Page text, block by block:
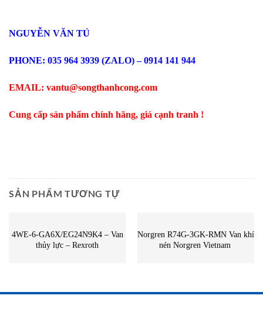
NGUYỄN VĂN TÚ
PHONE: 035 964 3939 (ZALO) – 0914 141 944
EMAIL: vantu@songthanhcong.com
Cung cấp sản phẩm chính hãng, giá cạnh tranh !
SẢN PHẨM TƯƠNG TỰ
4WE-6-GA6X/EG24N9K4 – Van
thủy lực – Rexroth
Norgren R74G-3GK-RMN Van khí
nén Norgren Vietnam